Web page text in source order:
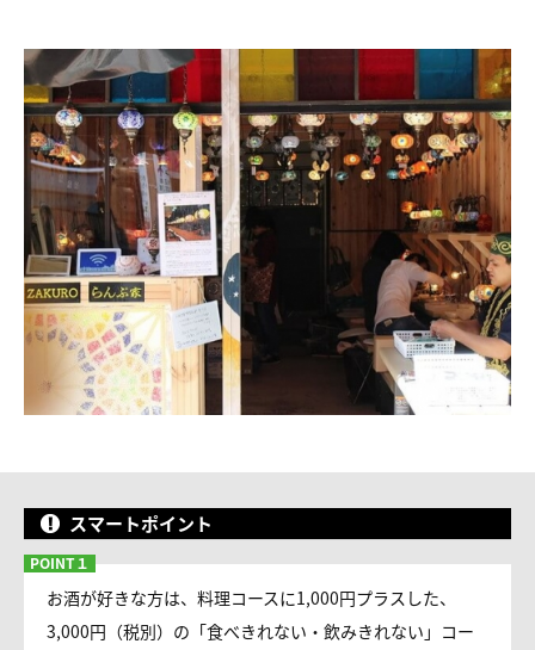
スマートポイント
お酒が好きな方は、料理コースに1,000円プラスした、
3,000円（税別）の「食べきれない・飲みきれない」コー